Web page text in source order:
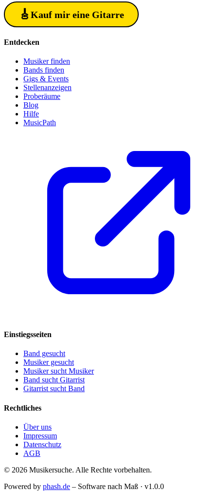
🎸 Kauf mir eine Gitarre
Entdecken
Musiker finden
Bands finden
Gigs & Events
Stellenanzeigen
Proberäume
Blog
Hilfe
MusicPath
Einstiegsseiten
Band gesucht
Musiker gesucht
Musiker sucht Musiker
Band sucht Gitarrist
Gitarrist sucht Band
Rechtliches
Über uns
Impressum
Datenschutz
AGB
© 2026 Musikersuche. Alle Rechte vorbehalten.
Powered by phash.de – Software nach Maß · v1.0.0